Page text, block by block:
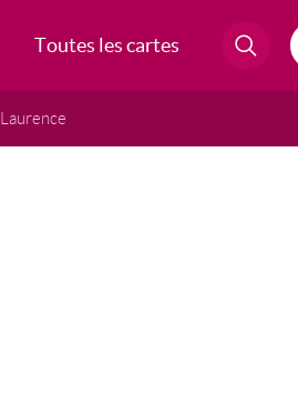
Toutes les cartes
Laurence